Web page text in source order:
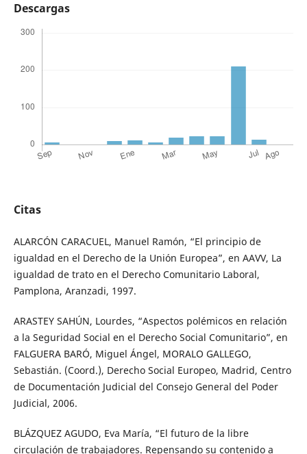
Descargas
Citas
ALARCÓN CARACUEL, Manuel Ramón, “El principio de
igualdad en el Derecho de la Unión Europea”, en AAVV, La
igualdad de trato en el Derecho Comunitario Laboral,
Pamplona, Aranzadi, 1997.
ARASTEY SAHÚN, Lourdes, “Aspectos polémicos en relación
a la Seguridad Social en el Derecho Social Comunitario”, en
FALGUERA BARÓ, Miguel Ángel, MORALO GALLEGO,
Sebastián. (Coord.), Derecho Social Europeo, Madrid, Centro
de Documentación Judicial del Consejo General del Poder
Judicial, 2006.
BLÁZQUEZ AGUDO, Eva María, “El futuro de la libre
circulación de trabajadores. Repensando su contenido a